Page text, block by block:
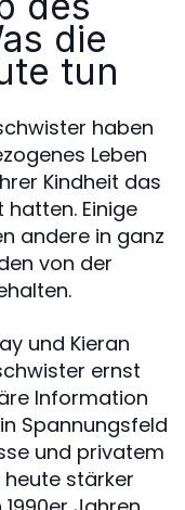
die
tun
haben
Leben
Kindheit das
Einige
andere in ganz
von der
und Kieran
ernst
Information
Spannungsfeld
und privatem
heute stärker